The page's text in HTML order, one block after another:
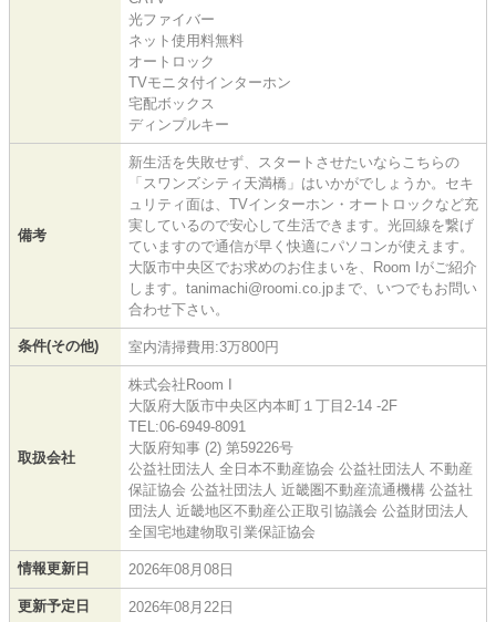
光ファイバー
ネット使用料無料
オートロック
TVモニタ付インターホン
宅配ボックス
ディンプルキー
備考
新生活を失敗せず、スタートさせたいならこちらの
「スワンズシティ天満橋」はいかがでしょうか。セキ
ュリティ面は、TVインターホン・オートロックなど充
実しているので安心して生活できます。光回線を繋げ
ていますので通信が早く快適にパソコンが使えます。
大阪市中央区でお求めのお住まいを、Room Iがご紹介
します。tanimachi@roomi.co.jpまで、いつでもお問い
合わせ下さい。
条件(その他) 室内清掃費用:3万800円
取扱会社
株式会社Room I
大阪府大阪市中央区内本町１丁目2-14 -2F
TEL:06-6949-8091
大阪府知事 (2) 第59226号
公益社団法人 全日本不動産協会 公益社団法人 不動産
保証協会 公益社団法人 近畿圏不動産流通機構 公益社
団法人 近畿地区不動産公正取引協議会 公益財団法人
全国宅地建物取引業保証協会
情報更新日 2026年08月08日
更新予定日 2026年08月22日